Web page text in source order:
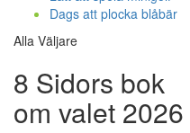
Dags att plocka blåbär
Alla Väljare
8 Sidors bok
om valet 2026